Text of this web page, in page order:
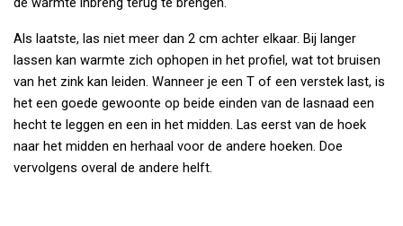
Als laatste, las niet meer dan 2 cm achter elkaar. Bij langer
lassen kan warmte zich ophopen in het profiel, wat tot bruisen
van het zink kan leiden. Wanneer je een T of een verstek last, is
het een goede gewoonte op beide einden van de lasnaad een
hecht te leggen en een in het midden. Las eerst van de hoek
naar het midden en herhaal voor de andere hoeken. Doe
vervolgens overal de andere helft.